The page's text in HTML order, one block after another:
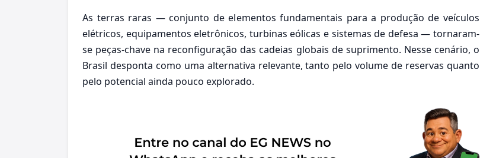
As terras raras — conjunto de elementos fundamentais para a produção de veículos
elétricos, equipamentos eletrônicos, turbinas eólicas e sistemas de defesa — tornaram-
se peças-chave na reconfiguração das cadeias globais de suprimento. Nesse cenário, o
Brasil desponta como uma alternativa relevante, tanto pelo volume de reservas quanto
pelo potencial ainda pouco explorado.